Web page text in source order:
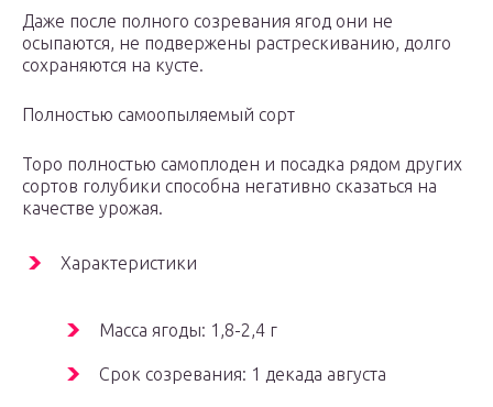
Даже после полного созревания ягод они не
осыпаются, не подвержены растрескиванию, долго
сохраняются на кусте.
Полностью самоопыляемый сорт
Торо полностью самоплоден и посадка рядом других
сортов голубики способна негативно сказаться на
качестве урожая.
Характеристики
Масса ягоды: 1,8-2,4 г
Срок созревания: 1 декада августа